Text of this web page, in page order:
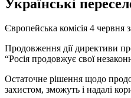
Українські
Європейська комісія 4 червня
Продовження дії директиви
“Росія продовжує свої
Остаточне рішення щодо
захистом, зможуть і надалі